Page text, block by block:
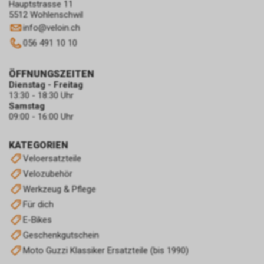
Hauptstrasse 11
5512 Wohlenschwil
info@veloin.ch
056 491 10 10
KATEGORIEN
Veloersatzteile
Velozubehör
Werkzeug & Pflege
Für dich
E-Bikes
Geschenkgutschein
Moto Guzzi Klassiker Ersatzteile (bis 1990)
ÖFFNUNGSZEITEN
Dienstag - Freitag
13:30 - 18:30 Uhr
Samstag
09:00 - 16:00 Uhr